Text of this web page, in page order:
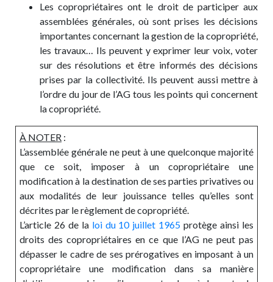
Les copropriétaires ont le droit de participer aux
assemblées générales, où sont prises les décisions
importantes concernant la gestion de la copropriété,
les travaux… Ils peuvent y exprimer leur voix, voter
sur des résolutions et être informés des décisions
prises par la collectivité. Ils peuvent aussi mettre à
l’ordre du jour de l’AG tous les points qui concernent
la copropriété.
À NOTER :
L’assemblée générale ne peut à une quelconque majorité
que ce soit, imposer à un copropriétaire une
modification à la destination de ses parties privatives ou
aux modalités de leur jouissance telles qu’elles sont
décrites par le règlement de copropriété.
L’article 26 de la loi du 10 juillet 1965 protège ainsi les
droits des copropriétaires en ce que l’AG ne peut pas
dépasser le cadre de ses prérogatives en imposant à un
copropriétaire une modification dans sa manière